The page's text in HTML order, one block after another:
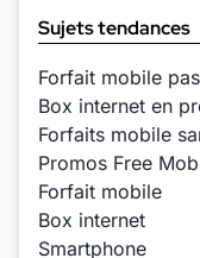
Sujets tendances
Forfait mobile
Box internet en
Forfaits mobile
Promos Free
Forfait mobile
Box internet
Smartphone